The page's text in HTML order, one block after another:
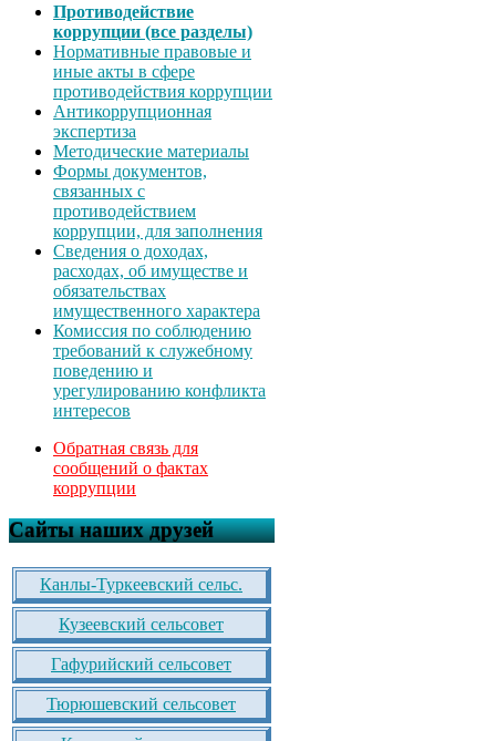
Противодействие
коррупции (все разделы)
Нормативные правовые и
иные акты в сфере
противодействия коррупции
Антикоррупционная
экспертиза
Методические материалы
Формы документов,
связанных с
противодействием
коррупции, для заполнения
Сведения о доходах,
расходах, об имуществе и
обязательствах
имущественного характера
Комиссия по соблюдению
требований к служебному
поведению и
урегулированию конфликта
интересов
Обратная связь для
сообщений о фактах
коррупции
Сайты наших друзей
Канлы-Туркеевский сельс.
Кузеевский сельсовет
Гафурийский сельсовет
Тюрюшевский сельсовет